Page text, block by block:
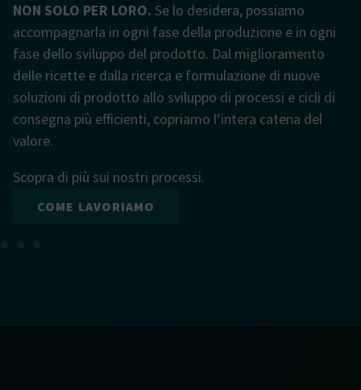
NON SOLO PER LORO. Se lo desidera, possiamo
accompagnarla in ogni fase della produzione e in ogni
fase dello sviluppo del prodotto. Dal miglioramento
delle ricette e dalla ricerca e formulazione di nuove
soluzioni di prodotto allo sviluppo di processi e cicli di
consegna più efficienti, copriamo l’intera catena del
valore.
Scopra di più sui nostri processi.
COME LAVORIAMO